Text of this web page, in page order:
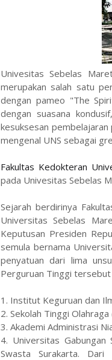
Univesitas Sebelas
merupakan salah satu
dengan pameo "The
dengan suasana
kesuksesan
mengenal UNS sebagai
Fakultas Kedokteran
pada Univesitas Sebelas
Sejarah berdirinya
Universitas Sebelas
Keputusan Presiden
semula bernama
penyatuan dari lima
Perguruan Tinggi tersebut
1. Institut Keguruan dan
2. Sekolah Tinggi
3. Akademi Administrasi
4. Universitas Gabungan
Swasta Surakarta.